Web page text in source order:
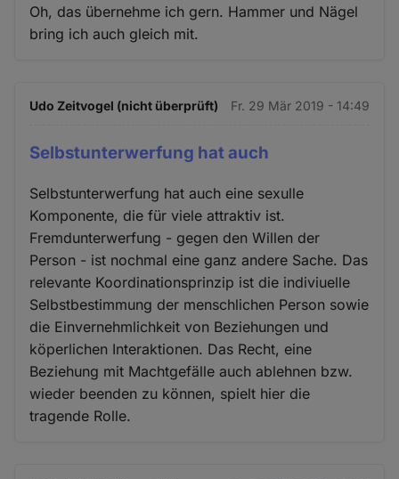
Oh, das übernehme ich gern. Hammer und Nägel
bring ich auch gleich mit.
Udo Zeitvogel (nicht überprüft) Fr. 29 Mär 2019 - 14:49
Selbstunterwerfung hat auch
Selbstunterwerfung hat auch eine sexulle
Komponente, die für viele attraktiv ist.
Fremdunterwerfung - gegen den Willen der
Person - ist nochmal eine ganz andere Sache. Das
relevante Koordinationsprinzip ist die indiviuelle
Selbstbestimmung der menschlichen Person sowie
die Einvernehmlichkeit von Beziehungen und
köperlichen Interaktionen. Das Recht, eine
Beziehung mit Machtgefälle auch ablehnen bzw.
wieder beenden zu können, spielt hier die
tragende Rolle.